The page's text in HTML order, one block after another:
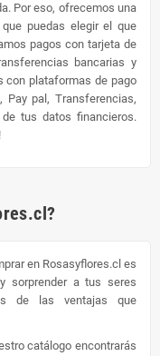
Por eso, ofrecemos una
puedas elegir el que
pagos con tarjeta de
bancarias y
con plataformas de pago
Pay pal, Transferencias,
tus datos financieros.
en Rosasyflores.cl es
sorprender a tus seres
de las ventajas que
catálogo encontrarás